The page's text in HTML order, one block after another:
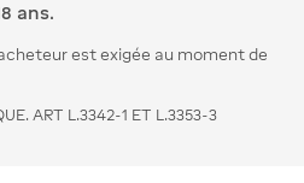
ans.
est exigée au moment de
ART L.3342-1 ET L.3353-3